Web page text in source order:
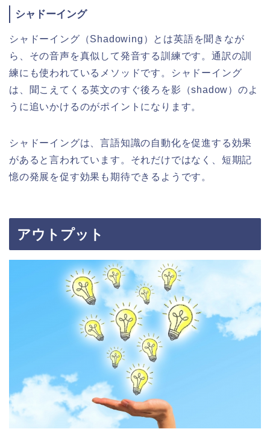
シャドーイング
シャドーイング（Shadowing）とは英語を聞きなが
ら、その音声を真似して発音する訓練です。通訳の訓
練にも使われているメソッドです。シャドーイング
は、聞こえてくる英文のすぐ後ろを影（shadow）のよ
うに追いかけるのがポイントになります。
シャドーイングは、言語知識の自動化を促進する効果
があると言われています。それだけではなく、短期記
憶の発展を促す効果も期待できるようです。
アウトプット